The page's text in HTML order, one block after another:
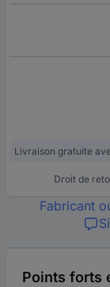
Livraison gratuite
Droit de
Fabricant
Points forts